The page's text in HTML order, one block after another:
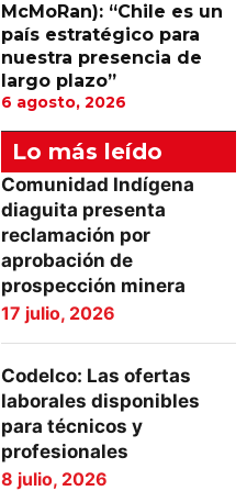
McMoRan): “Chile es un
país estratégico para
nuestra presencia de
largo plazo”
6 agosto, 2026
Lo más leído
Comunidad Indígena
diaguita presenta
reclamación por
aprobación de
prospección minera
17 julio, 2026
Codelco: Las ofertas
laborales disponibles
para técnicos y
profesionales
8 julio, 2026